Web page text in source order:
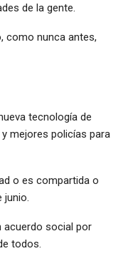
de la gente.
como nunca antes,
tecnología de
mejores policías para
o es compartida o
acuerdo social por
todos.